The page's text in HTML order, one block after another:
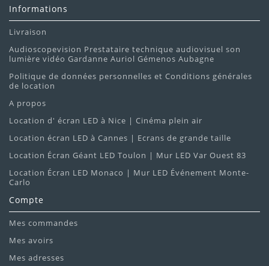
Informations
Livraison
Audioscopevision Prestataire technique audiovisuel son
lumière vidéo Gardanne Auriol Gémenos Aubagne
Politique de données personnelles et Conditions générales
de location
A propos
Location d' écran LED à Nice | Cinéma plein air
Location écran LED à Cannes | Ecrans de grande taille
Location Écran Géant LED Toulon | Mur LED Var Ouest 83
Location Écran LED Monaco | Mur LED Événement Monte-
Carlo
Compte
Mes commandes
Mes avoirs
Mes adresses